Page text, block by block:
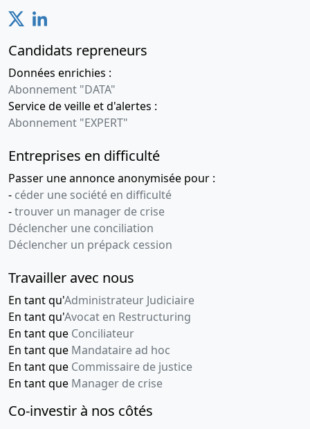
Candidats repreneurs
Données enrichies :
Abonnement "DATA"
Service de veille et d'alertes :
Abonnement "EXPERT"
Entreprises en difficulté
Passer une annonce anonymisée pour :
- céder une société en difficulté
-trouver un manager de crise
Déclencher une conciliation
Déclencher un prépack cession
Travailler avec nous
En tant qu'Administrateur Judiciaire
En tant qu'Avocat en Restructuring
En tant que Conciliateur
En tant que Mandataire ad hoc
En tant que Commissaire de justice
En tant que Manager de crise
Co-investir à nos côtés